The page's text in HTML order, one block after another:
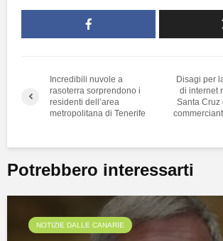
Incredibili nuvole a
rasoterra sorprendono i
residenti dell’area
metropolitana di Tenerife
Disagi per
di internet
Santa Cruz
Potrebbero interessarti
NOTIZIE DALLE CANARIE